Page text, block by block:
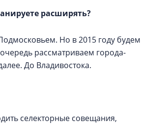
расширять?
Но в 2015 году будем
рассматриваем города-
До Владивостока.
селекторные совещания,